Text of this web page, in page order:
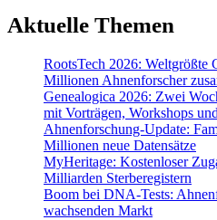
Aktuelle Themen
RootsTech 2026: Weltgrößte
Millionen Ahnenforscher
Genealogica 2026: Zwei
mit Vorträgen, Workshops
Ahnenforschung-Update:
Millionen neue Datensätze
MyHeritage: Kostenloser
Milliarden Sterberegistern
Boom bei DNA-Tests:
wachsenden Markt